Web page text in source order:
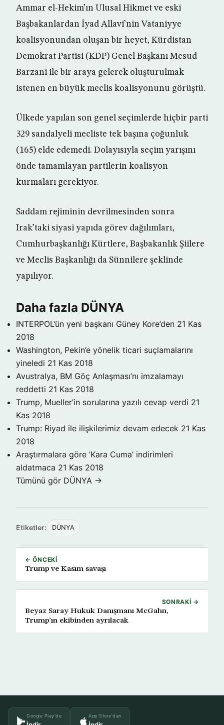
Ammar el-Hekim’ın Ulusal Hikmet ve eski
Başbakanlardan İyad Allavi’nin Vataniyye
koalisyonundan oluşan bir heyet, Kürdistan
Demokrat Partisi (KDP) Genel Başkanı Mesud
Barzani ile bir araya gelerek oluşturulmak
istenen en büyük meclis koalisyonunu görüştü.
Ülkede yapılan son genel seçimlerde hiçbir parti
329 sandalyeli mecliste tek başına çoğunluk
(165) elde edemedi. Dolayısıyla seçim yarışını
önde tamamlayan partilerin koalisyon
kurmaları gerekiyor.
Saddam rejiminin devrilmesinden sonra
Irak’taki siyasi yapıda görev dağılımları,
Cumhurbaşkanlığı Kürtlere, Başbakanlık Şiilere
ve Meclis Başkanlığı da Sünnilere şeklinde
yapılıyor.
Daha fazla DÜNYA
INTERPOL’ün yeni başkanı Güney Kore’den 21 Kas
2018
Washington, Pekin’e yönelik ticari suçlamalarını
yineledi 21 Kas 2018
Avustralya, BM Göç Anlaşması’nı imzalamayı
reddetti 21 Kas 2018
Trump, Mueller’in sorularına yazılı cevap verdi 21
Kas 2018
Trump: Riyad ile ilişkilerimiz devam edecek 21 Kas
2018
Araştırmalara göre ‘Kara Cuma’ indirimleri
aldatmaca 21 Kas 2018
Tümünü gör DÜNYA →
Etiketler: DÜNYA
← ÖNCEKI
Trump ve Kasım savaşı
SONRAKI →
Beyaz Saray Hukuk Danışmanı McGahn,
Trump’ın ekibinden ayrılacak
Google Play'de App Store'dan